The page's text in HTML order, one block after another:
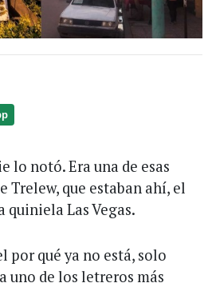
lo notó. Era una de esas
Trelew, que estaban ahí, el
quiniela Las Vegas.
por qué ya no está, solo
uno de los letreros más